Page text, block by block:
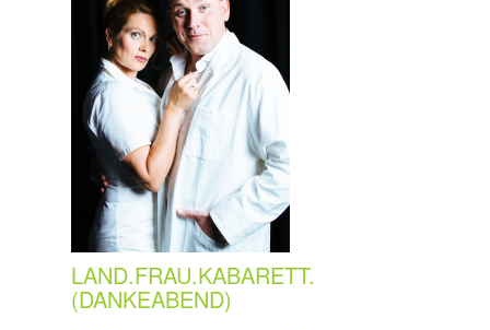
LAND.FRAU.KABARETT.
(DANKEABEND)